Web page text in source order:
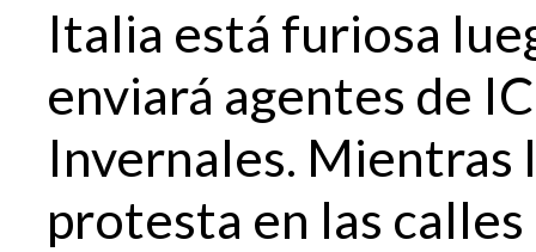
Italia está furiosa
enviará agentes de
Invernales. Mientras
protesta en las